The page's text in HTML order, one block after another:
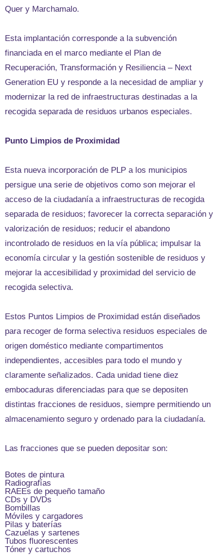
Quer y Marchamalo.
Esta implantación corresponde a la subvención
financiada en el marco mediante el Plan de
Recuperación, Transformación y Resiliencia – Next
Generation EU y responde a la necesidad de ampliar y
modernizar la red de infraestructuras destinadas a la
recogida separada de residuos urbanos especiales.
Punto Limpios de Proximidad
Esta nueva incorporación de PLP a los municipios
persigue una serie de objetivos como son mejorar el
acceso de la ciudadanía a infraestructuras de recogida
separada de residuos; favorecer la correcta separación y
valorización de residuos; reducir el abandono
incontrolado de residuos en la vía pública; impulsar la
economía circular y la gestión sostenible de residuos y
mejorar la accesibilidad y proximidad del servicio de
recogida selectiva.
Estos Puntos Limpios de Proximidad están diseñados
para recoger de forma selectiva residuos especiales de
origen doméstico mediante compartimentos
independientes, accesibles para todo el mundo y
claramente señalizados. Cada unidad tiene diez
embocaduras diferenciadas para que se depositen
distintas fracciones de residuos, siempre permitiendo un
almacenamiento seguro y ordenado para la ciudadanía.
Las fracciones que se pueden depositar son:
Botes de pintura
Radiografías
RAEEs de pequeño tamaño
CDs y DVDs
Bombillas
Móviles y cargadores
Pilas y baterías
Cazuelas y sartenes
Tubos fluorescentes
Tóner y cartuchos